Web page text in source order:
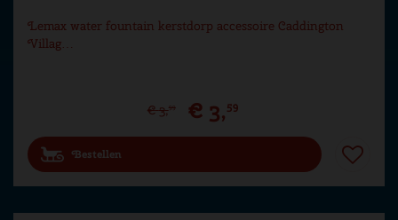
Lemax water fountain kerstdorp accessoire Caddington
Villag…
€ 3,99 € 3,59
Bestellen